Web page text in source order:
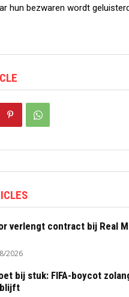
hun bezwaren wordt
verlengt contract bij Real
2026
bij stuk: FIFA-boycot